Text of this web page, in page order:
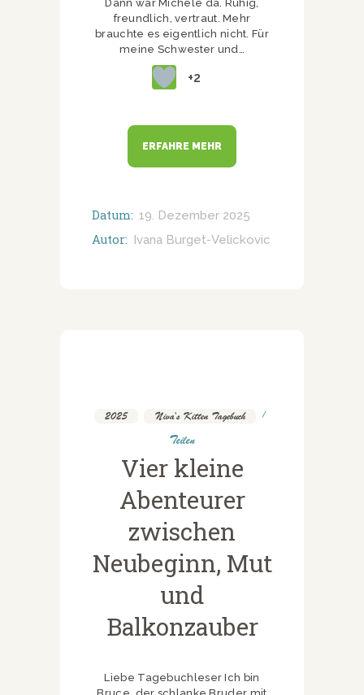
Dann war Michele da. Ruhig,
freundlich, vertraut. Mehr
brauchte es eigentlich nicht. Für
meine Schwester und…
+2
ERFAHRE MEHR
Datum: 19. Dezember 2025
Autor: Ivana Burget-Velickovic
2025 Niva's Kitten Tagebuch
Teilen
Vier kleine
Abenteurer
zwischen
Neubeginn, Mut
und
Balkonzauber
Liebe Tagebuchleser Ich bin